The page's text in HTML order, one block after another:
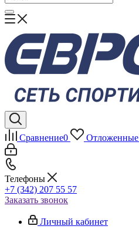
Сравнение0 Отложенные
Телефоны
+7 (342) 207 55 57
Заказать звонок
Личный кабинет